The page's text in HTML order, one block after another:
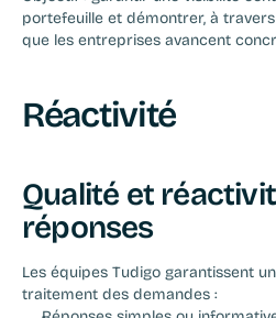
portefeuille et démontrer, à
que les entreprises avancent
Réactivité
Qualité et
réponses
Les équipes Tudigo garantissent
traitement des demandes :